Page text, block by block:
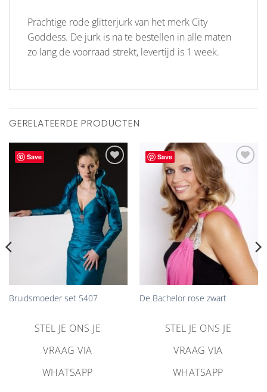
Prachtige rode glitterjurk van het merk City
Goddess. De jurk is na te bestellen in alle maten
zo lang de voorraad strekt, levertijd is 1 week.
GERELATEERDE PRODUCTEN
Save
Aan
verlanglijst
toevoegen
Bruidsmoeder set 5407
STEL JE ONS JE
VRAAG VIA
WHATSAPP
Save
verlanglijst
toevoegen
De Bachelor rose zwart
STEL JE ONS JE
VRAAG VIA
WHATSAPP